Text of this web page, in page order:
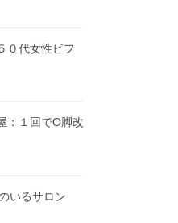
０代女性ビフ
：１回でO脚改
いるサロン